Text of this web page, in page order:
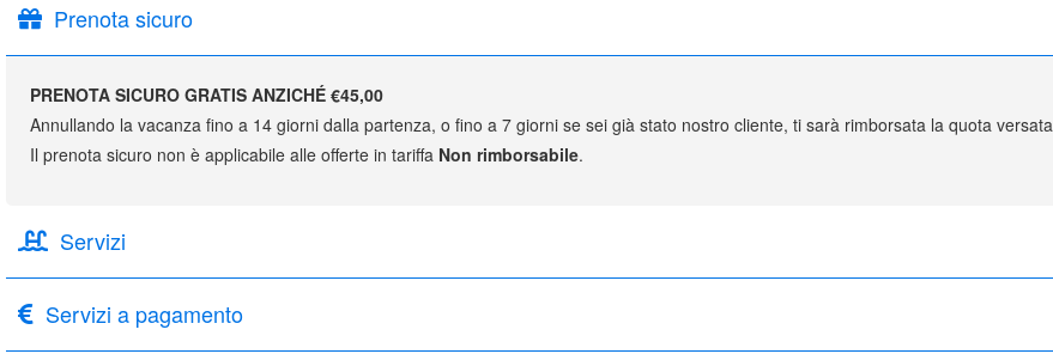
Prenota sicuro
PRENOTA SICURO GRATIS ANZICHÉ €45,00
Annullando la vacanza fino a 14 giorni dalla partenza, o fino a 7 giorni se sei già stato nostro cliente, ti sarà rimborsata la quota versata
Il prenota sicuro non è applicabile alle offerte in tariffa Non rimborsabile.
Servizi
Servizi a pagamento